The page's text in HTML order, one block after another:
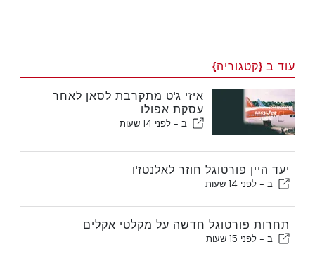
עוד ב {קטגוריה}
איזי ג'ט מתקרבת לסאן לאחר
עסקת אפולו
ב - לפני 14 שעות
יעד היין פורטוגל חוזר לאלנטז'ו
ב - לפני 14 שעות
תחרות פורטוגל חדשה על מקלטי אקלים
ב - לפני 15 שעות